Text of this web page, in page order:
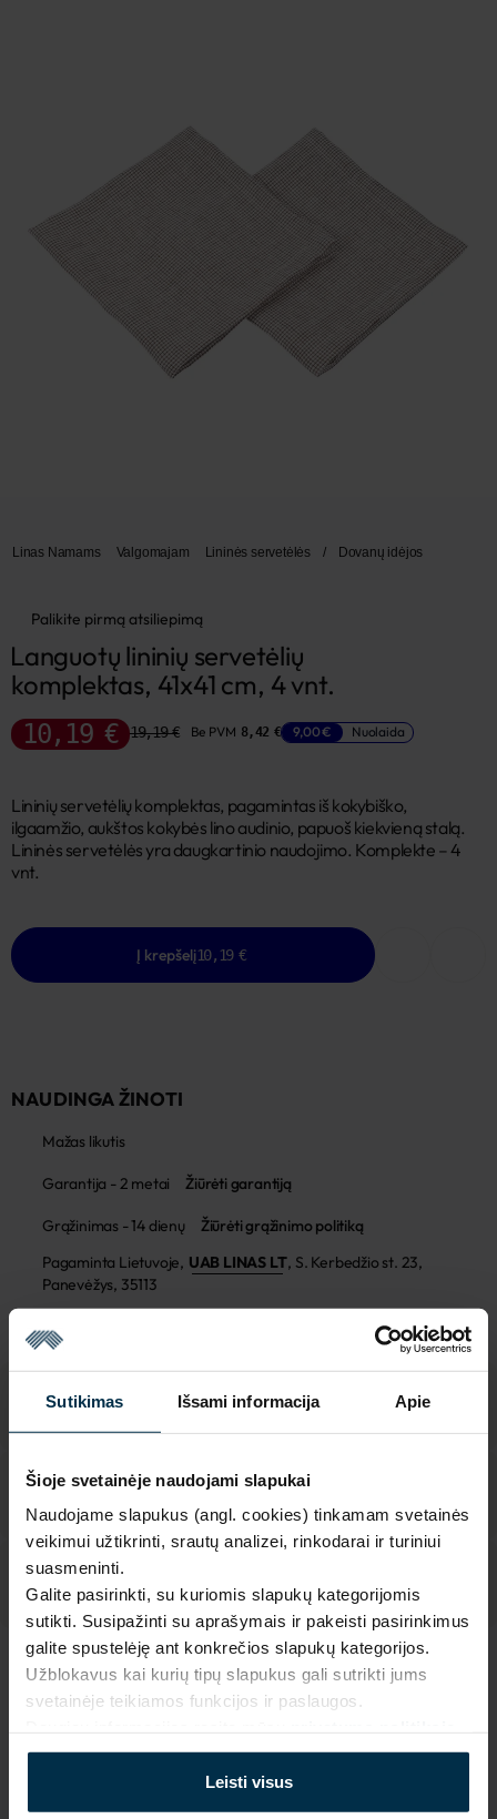
Sutikimas Išsami informacija Apie
Šioje svetainėje naudojami slapukai
Naudojame slapukus (angl. cookies) tinkamam svetainės
veikimui užtikrinti, srautų analizei, rinkodarai ir turiniui
suasmeninti.
Galite pasirinkti, su kuriomis slapukų kategorijomis
sutikti. Susipažinti su aprašymais ir pakeisti pasirinkimus
galite spustelėję ant konkrečios slapukų kategorijos.
Užblokavus kai kurių tipų slapukus gali sutrikti jums
svetainėje teikiamos funkcijos ir paslaugos.
Leisti visus
Linas Namams Valgomajam Lininės servetėlės / Dovanų idėjos
Palikite pirmą atsiliepimą
Languotų lininių servetėlių
komplektas, 41x41 cm, 4 vnt.
10,19 € 19,19 € Be PVM 8,42 € 9,00 € Nuolaida
Lininių servetėlių komplektas, pagamintas iš kokybiško,
ilgaamžio, aukštos kokybės lino audinio, papuoš kiekvieną stalą.
Lininės servetėlės yra daugkartinio naudojimo. Komplekte – 4
vnt.
Į krepšelį10,19 €
NAUDINGA ŽINOTI
Mažas likutis
Garantija - 2 metai Žiūrėti garantiją
Grąžinimas - 14 dienų
Žiūrėti grąžinimo politiką
Pagaminta Lietuvoje, UAB LINAS LT, S. Kerbedžio st. 23,
Panevėžys, 35113
SAVYBĖS
Koloristika